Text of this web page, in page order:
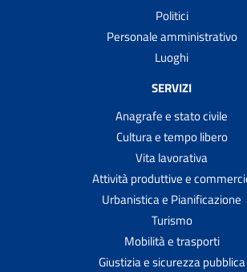
Politici
Personale amministrativo
Luoghi
SERVIZI
Anagrafe e stato civile
Cultura e tempo libero
Vita lavorativa
Attività produttive e
Urbanistica e Pianificazione
Turismo
Mobilità e trasporti
Giustizia e sicurezza pubblica